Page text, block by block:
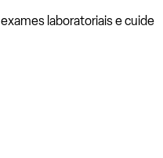
laboratoriais e cuide